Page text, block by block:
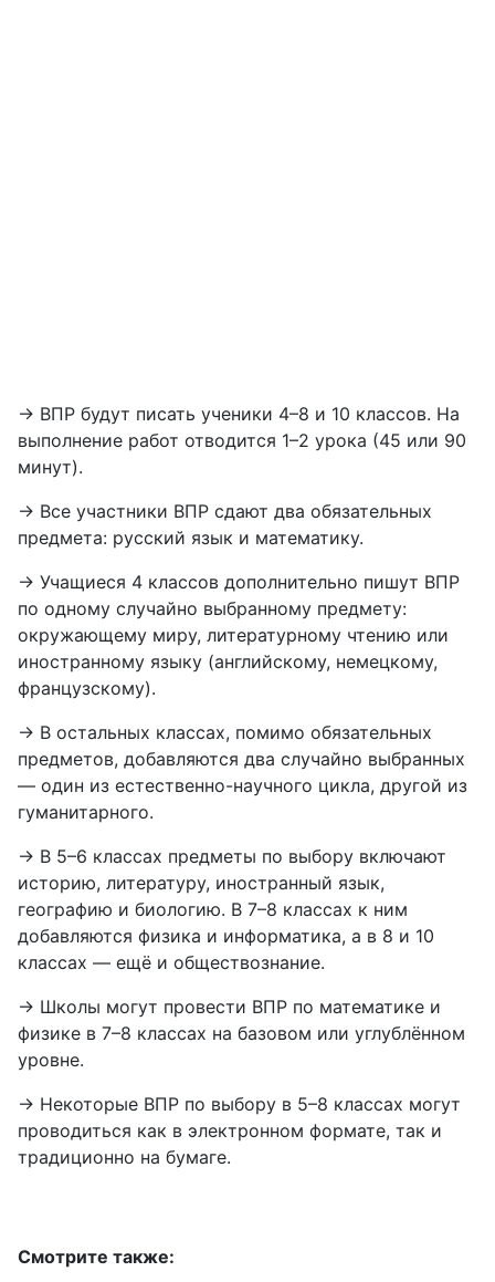
→ ВПР будут писать ученики 4–8 и 10 классов. На
выполнение работ отводится 1–2 урока (45 или 90
минут).
→ Все участники ВПР сдают два обязательных
предмета: русский язык и математику.
→ Учащиеся 4 классов дополнительно пишут ВПР
по одному случайно выбранному предмету:
окружающему миру, литературному чтению или
иностранному языку (английскому, немецкому,
французскому).
→ В остальных классах, помимо обязательных
предметов, добавляются два случайно выбранных
— один из естественно-научного цикла, другой из
гуманитарного.
→ В 5–6 классах предметы по выбору включают
историю, литературу, иностранный язык,
географию и биологию. В 7–8 классах к ним
добавляются физика и информатика, а в 8 и 10
классах — ещё и обществознание.
→ Школы могут провести ВПР по математике и
физике в 7–8 классах на базовом или углублённом
уровне.
→ Некоторые ВПР по выбору в 5–8 классах могут
проводиться как в электронном формате, так и
традиционно на бумаге.
Смотрите также: